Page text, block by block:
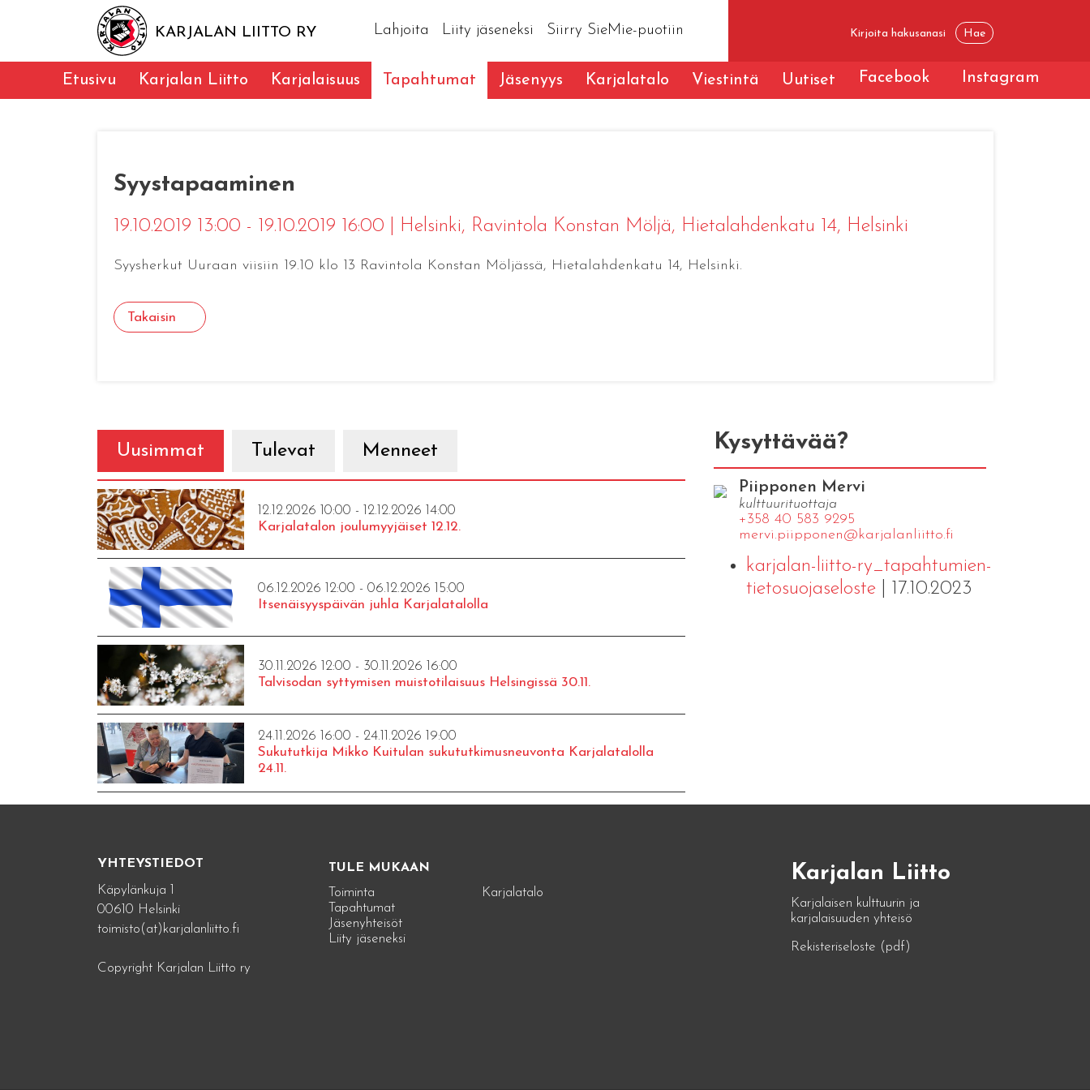
KARJALAN LIITTO RY Lahjoita Liity jäseneksi Siirry SieMie-puotiin
Etusivu Karjalan Liitto Karjalaisuus Tapahtumat Jäsenyys Karjalatalo Viestintä Uutiset Facebook Instagram
Syystapaaminen
19.10.2019 13:00 - 19.10.2019 16:00 Helsinki, Ravintola Konstan Möljä, Hietalahdenkatu 14, Helsinki
Syysherkut Uuraan viisiin 19.10 klo 13 Ravintola Konstan Möljässä, Hietalahdenkatu 14, Helsinki.
Takaisin
Uusimmat Tulevat Menneet
12.12.2026 10:00 - 12.12.2026 14:00
Karjalatalon joulumyyjäiset 12.12.
06.12.2026 12:00 - 06.12.2026 15:00
Itsenäisyyspäivän juhla Karjalatalolla
30.11.2026 12:00 - 30.11.2026 16:00
Talvisodan syttymisen muistotilaisuus Helsingissä 30.11.
24.11.2026 16:00 - 24.11.2026 19:00
Sukututkija Mikko Kuitulan sukututkimusneuvonta Karjalatalolla
24.11.
Kysyttävää?
Piipponen Mervi
kulttuurituottaja
+358 40 583 9295
mervi.​piipponen@​kar​jala​nlii​tto.​fi
karjalan-liitto-ry_tapahtumien-
tietosuojaseloste| 17.10.2023
YHTEYSTIEDOT
Käpylänkuja 1
00610 Helsinki
toimisto(at)karjalanliitto.fi
Copyright Karjalan Liitto ry
TULE MUKAAN
Toiminta
Tapahtumat
Jäsenyhteisöt
Liity jäseneksi
Karjalatalo
Karjalan Liitto
Karjalaisen kulttuurin ja
karjalaisuuden yhteisö
Rekisteriseloste (pdf)